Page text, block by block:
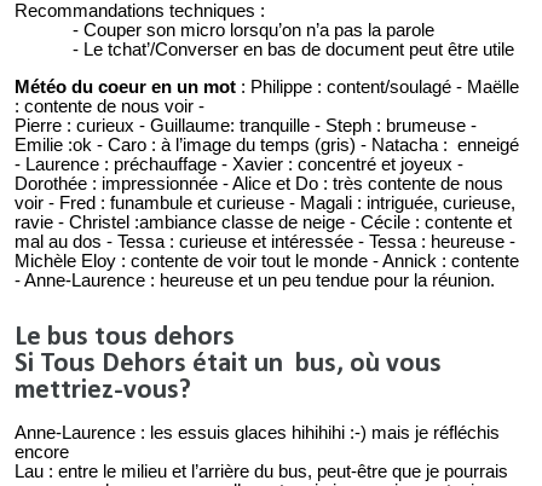
Recommandations techniques :
Couper son micro lorsqu’on n’a pas la parole
Le tchat’/Converser en bas de document peut être utile
Météo du coeur en un mot : Philippe : content/soulagé - Maëlle
: contente de nous voir -
Pierre : curieux - Guillaume: tranquille - Steph : brumeuse -
Emilie :ok - Caro : à l’image du temps (gris) - Natacha : enneigé
- Laurence : préchauffage - Xavier : concentré et joyeux -
Dorothée : impressionnée - Alice et Do : très contente de nous
voir - Fred : funambule et curieuse - Magali : intriguée, curieuse,
ravie - Christel :ambiance classe de neige - Cécile : contente et
mal au dos - Tessa : curieuse et intéressée - Tessa : heureuse -
Michèle Eloy : contente de voir tout le monde - Annick : contente
- Anne-Laurence : heureuse et un peu tendue pour la réunion.
Le bus tous dehors
Si Tous Dehors était un bus, où vous
mettriez-vous?
Anne-Laurence : les essuis glaces hihihihi :-) mais je réfléchis
encore
Lau : entre le milieu et l’arrière du bus, peut-être que je pourrais